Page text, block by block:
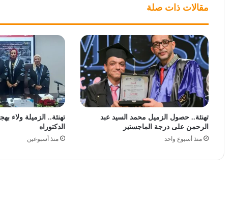
مقالات ذات صلة
تهنئة.. حصول الزميل محمد السيد عبد
الرحمن على درجة الماجستير
منذ أسبوع واحد
تهنئة.. الزميلة
الدكتوراه
منذ أسبوعين